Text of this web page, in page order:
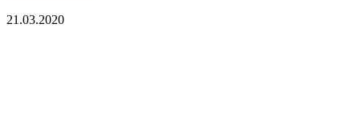
21.03.2020